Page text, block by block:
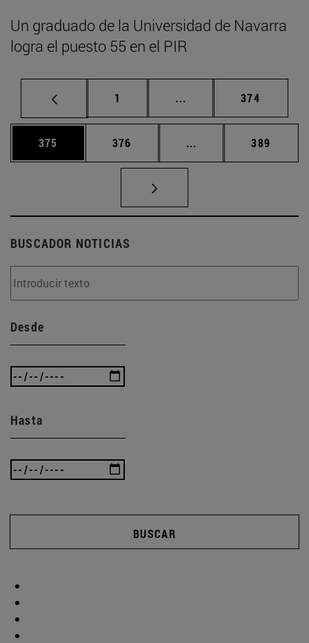
Un graduado de la Universidad de Navarra
logra el puesto 55 en el PIR
Página
1 ... Páginas intermedias
Página
374
Página
375 Página
376 ... Páginas intermedias
Página
389
BUSCADOR NOTICIAS
Desde
Hasta
BUSCAR